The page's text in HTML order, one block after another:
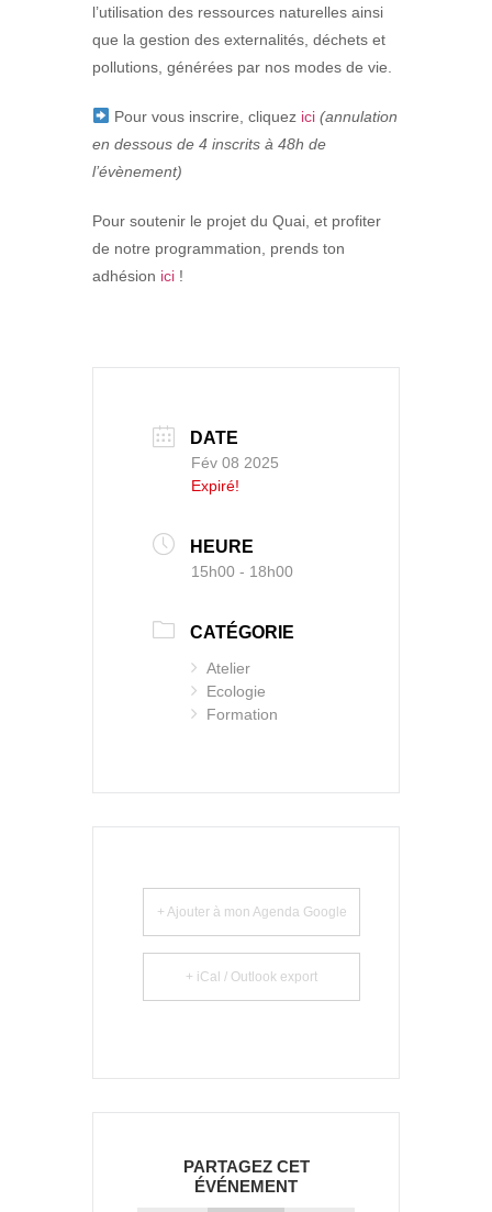
l’utilisation des ressources naturelles ainsi
que la gestion des externalités, déchets et
pollutions, générées par nos modes de vie.
Pour vous inscrire, cliquez ici (annulation
en dessous de 4 inscrits à 48h de
l’évènement)
Pour soutenir le projet du Quai, et profiter
de notre programmation, prends ton
adhésion ici !
DATE
Fév 08 2025
Expiré!
HEURE
15h00 - 18h00
CATÉGORIE
Atelier
Ecologie
Formation
+ Ajouter à mon Agenda Google
+ iCal / Outlook export
PARTAGEZ CET
ÉVÉNEMENT